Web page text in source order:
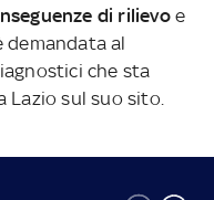
di rilievoe
demandata al
che sta
sul suo sito.